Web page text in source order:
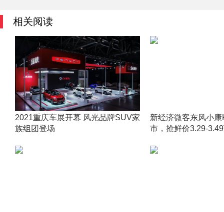
相关阅读
2021重庆车展开幕 风光品牌SUV家
族组团登场
新经济微客东风小
市，抢鲜价3.29-